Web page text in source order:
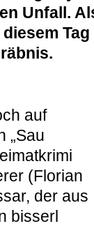
Unfall.
auf
„Sau
(Florian
der aus
bisserl